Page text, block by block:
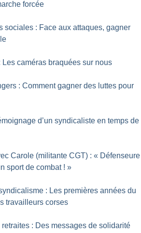
forcée
sociales : Face aux attaques, gagner
Les caméras braquées sur nous
: Comment gagner des luttes pour
d’un syndicaliste en temps de
Carole (militante CGT) : « Défenseure
sport de combat ! »
: Les premières années du
travailleurs corses
: Des messages de solidarité